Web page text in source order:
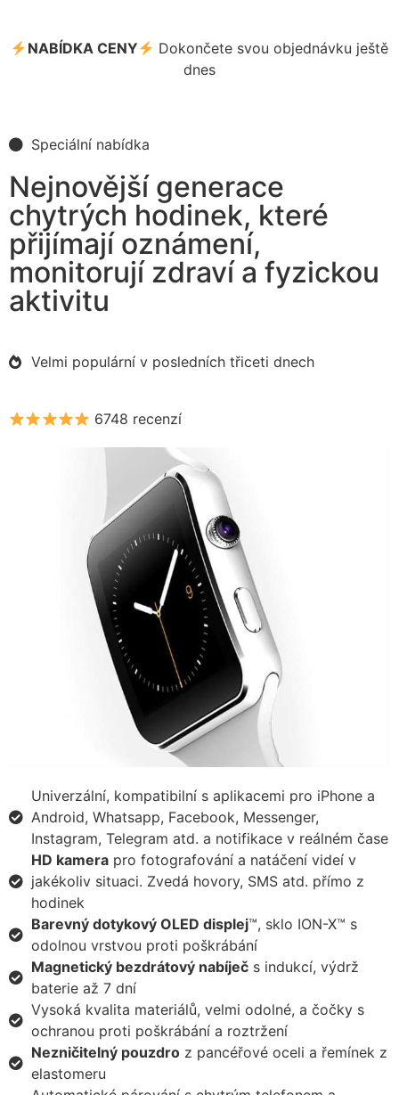
NABÍDKA CENY
Dokončete svou objednávku ještě
dnes
Speciální nabídka
Nejnovější generace
chytrých hodinek, které
přijímají oznámení,
monitorují zdraví a fyzickou
aktivitu
Velmi populární v posledních třiceti dnech
6748 recenzí
Univerzální, kompatibilní s aplikacemi pro iPhone a
Android, Whatsapp, Facebook, Messenger,
Instagram, Telegram atd. a notifikace v reálném čase
HD kamera pro fotografování a natáčení videí v
jakékoliv situaci. Zvedá hovory, SMS atd. přímo z
hodinek
Barevný dotykový OLED displej™, sklo ION-X™ s
odolnou vrstvou proti poškrábání
Magnetický bezdrátový nabíječ s indukcí, výdrž
baterie až 7 dní
Vysoká kvalita materiálů, velmi odolné, a čočky s
ochranou proti poškrábání a roztržení
Nezničitelný pouzdro z pancéřové oceli a řemínek z
elastomeru